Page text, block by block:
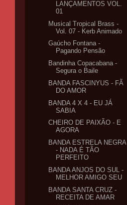
LANÇAMENTOS VOL.
01
Musical Tropical Brass -
Vol. 07 - Kerb Animado
Gaúcho Fontana -
Pagando Pensão
Bandinha Copacabana -
Segura o Baile
BANDA FASCINYUS - FÃ
DO AMOR
BANDA 4 X 4 - EU JÁ
SABIA
CHEIRO DE PAIXÃO - E
AGORA
BANDA ESTRELA NEGRA
- NADA É TÃO
PERFEITO
BANDA ANJOS DO SUL -
MELHOR AMIGO SEU
BANDA SANTA CRUZ -
RECEITA DE AMAR